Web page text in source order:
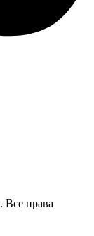
Все права